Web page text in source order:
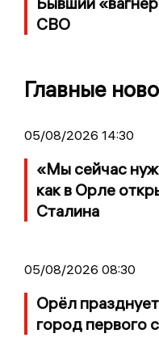
СВО
Главные
05/08/2026 14:30
«Мы сейчас
как в Орле
Сталина
05/08/2026 08:30
Орёл
город первого